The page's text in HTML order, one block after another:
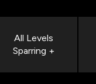
All Levels
Sparring +